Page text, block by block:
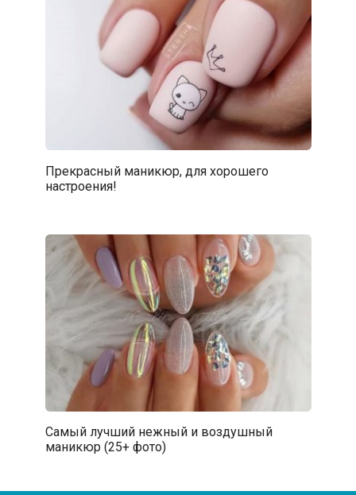
Прекрасный маникюр, для хорошего
настроения!
Самый лучший нежный и воздушный
маникюр (25+ фото)